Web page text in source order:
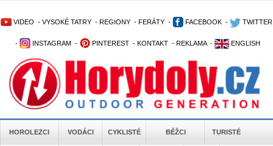
VIDEO - VYSOKÉ TATRY - REGIONY - FERÁTY - FACEBOOK - TWITTER
- INSTAGRAM - PINTEREST - KONTAKT - REKLAMA - ENGLISH
HOROLEZCI VODÁCI CYKLISTÉ BĚŽCI TURISTÉ